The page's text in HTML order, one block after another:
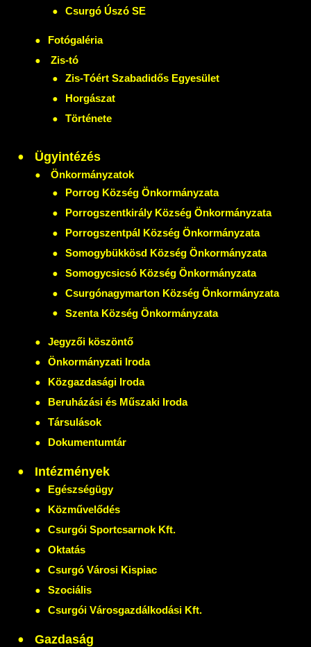
Csurgó Úszó SE
Fotógaléria
Zis-tó
Zis-Tóért Szabadidős Egyesület
Horgászat
Története
Ügyintézés
Önkormányzatok
Porrog Község Önkormányzata
Porrogszentkirály Község Önkormányzata
Porrogszentpál Község Önkormányzata
Somogybükkösd Község Önkormányzata
Somogycsicsó Község Önkormányzata
Csurgónagymarton Község Önkormányzata
Szenta Község Önkormányzata
Jegyzői köszöntő
Önkormányzati Iroda
Közgazdasági Iroda
Beruházási és Műszaki Iroda
Társulások
Dokumentumtár
Intézmények
Egészségügy
Közművelődés
Csurgói Sportcsarnok Kft.
Oktatás
Csurgó Városi Kispiac
Szociális
Csurgói Városgazdálkodási Kft.
Gazdaság